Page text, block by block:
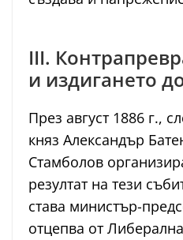
III.
и издигането
През август 1886 г.,
княз Александър
Стамболов
резултат на тези
става министър-
отцепва от